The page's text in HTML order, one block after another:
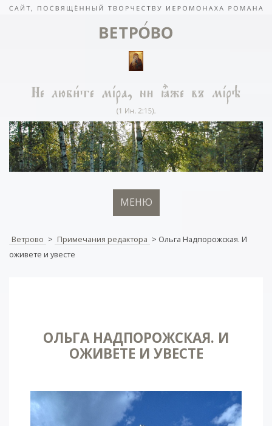
МЕНЮ
Ветрово > Примечания редактора > Ольга Надпорожская. И
оживете и увесте
ОЛЬГА НАДПОРОЖСКАЯ. И
ОЖИВЕТЕ И УВЕСТЕ